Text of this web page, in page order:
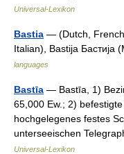
Universal-Lexikon
Bastia — (Dutch,
Italian), Bastija
languages
Bastīa — Bastīa, 1)
65,000 Ew.; 2)
hochgelegenes festes
unterseeischen
Universal-Lexikon